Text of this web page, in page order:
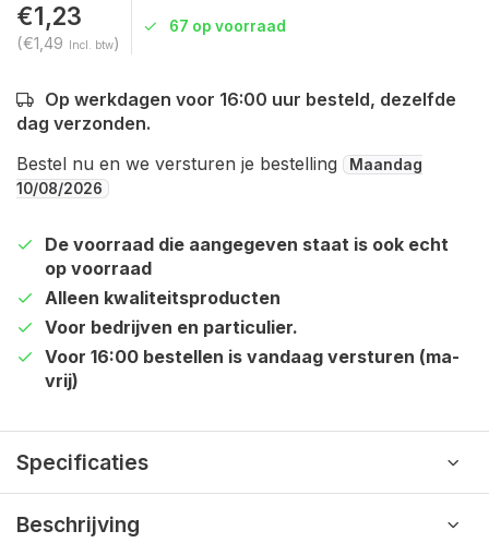
€1,23
(€1,49 Incl. btw)
67 op voorraad
Op werkdagen voor 16:00 uur besteld, dezelfde
dag verzonden.
Bestel nu en we versturen je bestelling
Maandag
10/08/2026
De voorraad die aangegeven staat is ook echt
op voorraad
Alleen kwaliteitsproducten
Voor bedrijven en particulier.
Voor 16:00 bestellen is vandaag versturen (ma-
vrij)
Specificaties
Beschrijving